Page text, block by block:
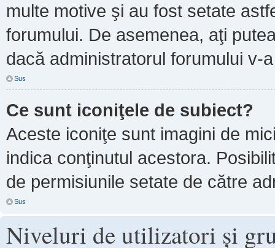
multe motive şi au fost setate
forumului. De asemenea, aţi
dacă administratorul forumului v-
Sus
Ce sunt iconiţele de subiect?
Aceste iconiţe sunt imagini de
indica conţinutul acestora.
de permisiunile setate de către
Sus
Niveluri de utilizatori şi